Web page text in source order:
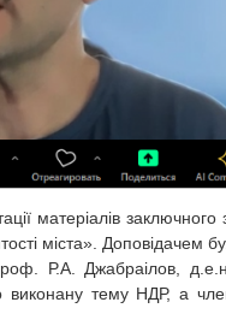
матеріалів
міста». Доповідачем
Р.А. Джабраілов,
виконану тему НДР, а